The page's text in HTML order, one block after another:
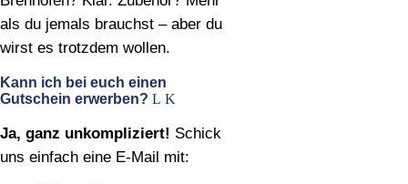
als du jemals brauchst – aber du
wirst es trotzdem wollen.
Kann ich bei euch einen
Gutschein erwerben?
Ja, ganz unkompliziert! Schick
uns einfach eine E‑Mail mit: